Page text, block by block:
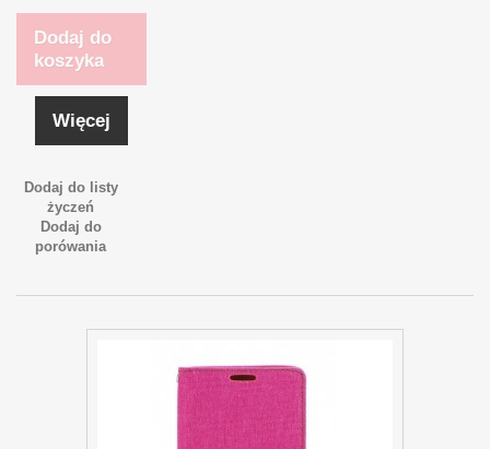
Dodaj do
koszyka
Więcej
Dodaj do listy
życzeń
Dodaj do
porówania